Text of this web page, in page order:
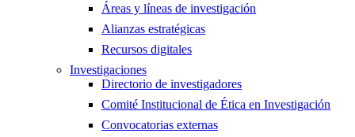
Áreas y líneas de investigación
Alianzas estratégicas
Recursos digitales
Investigaciones
Directorio de investigadores
Comité Institucional de Ética en Investigación
Convocatorias externas